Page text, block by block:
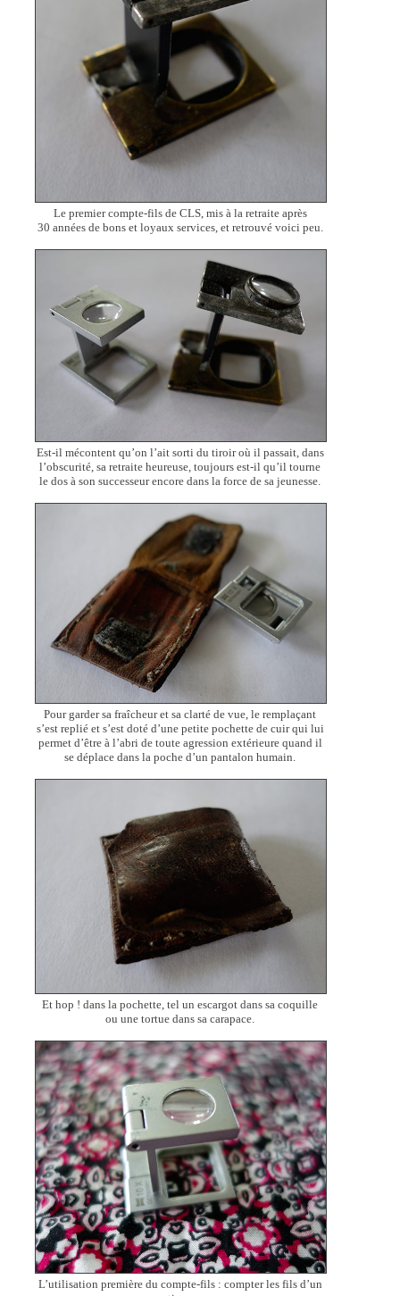
Le premier compte-fils de CLS, mis à la retraite après
30 années de bons et loyaux services, et retrouvé voici peu.
Est-il mécontent qu’on l’ait sorti du tiroir où il passait, dans
l’obscurité, sa retraite heureuse, toujours est-il qu’il tourne
le dos à son successeur encore dans la force de sa jeunesse.
Pour garder sa fraîcheur et sa clarté de vue, le remplaçant
s’est replié et s’est doté d’une petite pochette de cuir qui lui
permet d’être à l’abri de toute agression extérieure quand il
se déplace dans la poche d’un pantalon humain.
Et hop ! dans la pochette, tel un escargot dans sa coquille
ou une tortue dans sa carapace.
L’utilisation première du compte-fils : compter les fils d’un